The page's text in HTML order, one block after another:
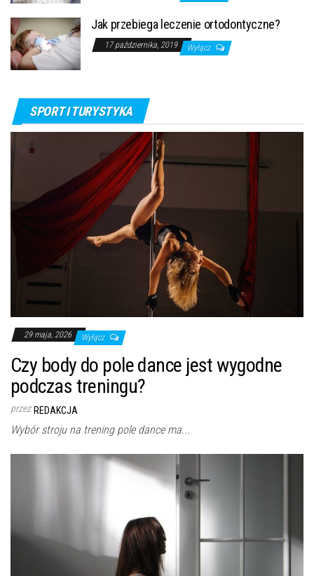
Jak przebiega leczenie ortodontyczne?
17 października, 2019 Wyłącz
SPORT I TURYSTYKA
29 maja, 2026 Wyłącz
Czy body do pole dance jest wygodne
podczas treningu?
przez REDAKCJA
Wybór stroju na trening pole dance ma...